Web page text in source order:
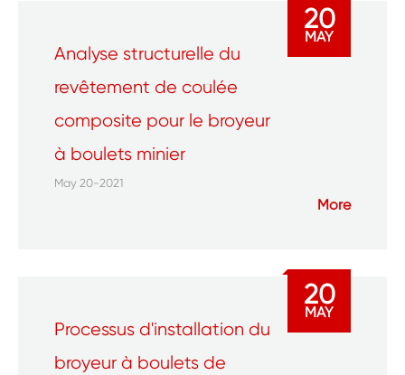
Analyse structurelle du
revêtement de coulée
composite pour le broyeur
à boulets minier
May 20-2021
More
20
MAY
Processus d'installation du
broyeur à boulets de
20
MAY